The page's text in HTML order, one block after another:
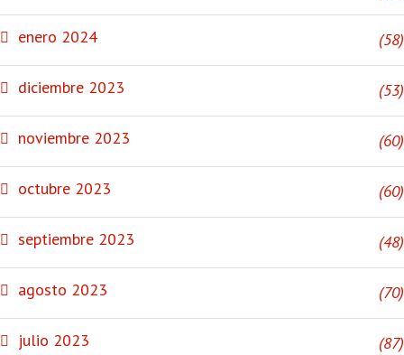
enero 2024 (58)
diciembre 2023 (53)
noviembre 2023 (60)
octubre 2023 (60)
septiembre 2023 (48)
agosto 2023 (70)
julio 2023 (87)